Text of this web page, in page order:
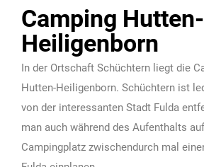
Camping Hutten-
Heiligenborn
In der Ortschaft Schüchtern liegt die
Hutten-Heiligenborn. Schüchtern ist
von der interessanten Stadt Fulda
man auch während des Aufenthalts
Campingplatz zwischendurch mal